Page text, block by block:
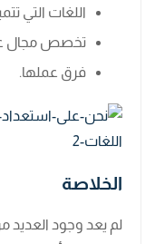
اللغات التي
تخصص مجال
فرق عملها.
الخلاصة
لم يعد وجود العديد